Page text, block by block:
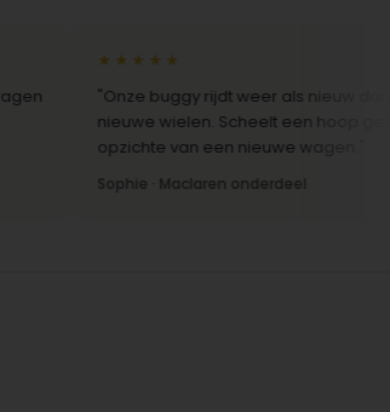
★★★★★
"Onze buggy rijdt weer als nieuw dankzij
nieuwe wielen. Scheelt een hoop geld ten
opzichte van een nieuwe wagen."
Sophie · Maclaren onderdeel